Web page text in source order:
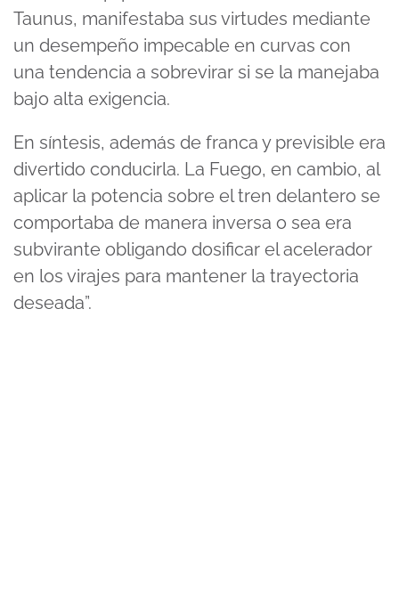
Taunus, manifestaba sus virtudes mediante
un desempeño impecable en curvas con
una tendencia a sobrevirar si se la manejaba
bajo alta exigencia.
En síntesis, además de franca y previsible era
divertido conducirla. La Fuego, en cambio, al
aplicar la potencia sobre el tren delantero se
comportaba de manera inversa o sea era
subvirante obligando dosificar el acelerador
en los virajes para mantener la trayectoria
deseada”.